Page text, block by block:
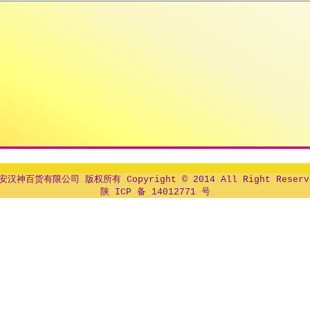
汉神百货有限公司 版权所有 Copyright © 2014 All Right
陕 ICP 备 14012771 号